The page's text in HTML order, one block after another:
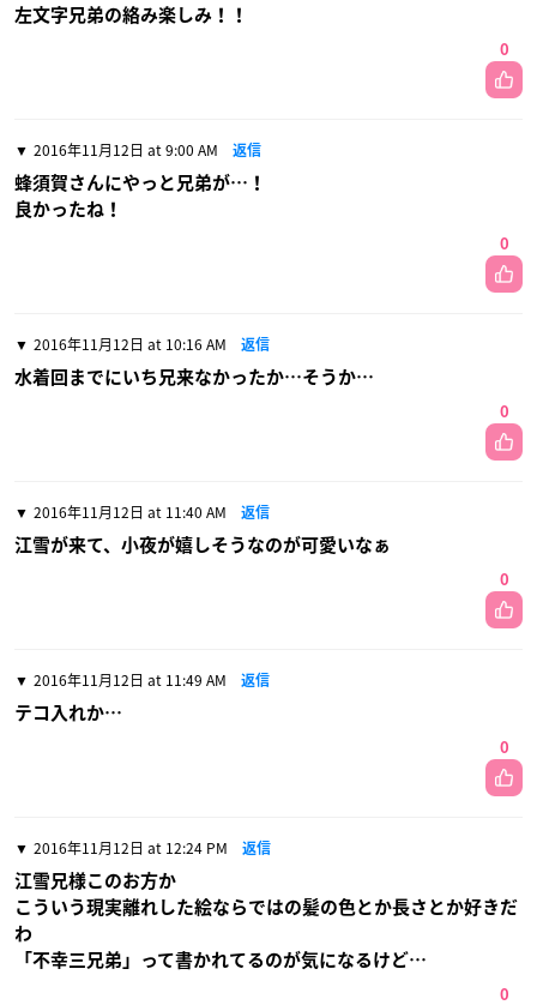
左文字兄弟の絡み楽しみ！！
0
2016年11月12日 at 9:00 AM 返信
蜂須賀さんにやっと兄弟が…！
良かったね！
0
2016年11月12日 at 10:16 AM 返信
水着回までにいち兄来なかったか…そうか…
0
2016年11月12日 at 11:40 AM 返信
江雪が来て、小夜が嬉しそうなのが可愛いなぁ
0
2016年11月12日 at 11:49 AM 返信
テコ入れか…
0
2016年11月12日 at 12:24 PM 返信
江雪兄様このお方か
こういう現実離れした絵ならではの髪の色とか長さとか好きだ
わ
「不幸三兄弟」って書かれてるのが気になるけど…
0